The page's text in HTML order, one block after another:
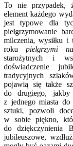
To nie przypadek,
element każdego
jest typowe dla
pielgrzymowanie
milczenia, wysiłku i
rokupielgrzymi
starożytnych i
doświadczenie
tradycyjnych
pojawią się także
do drugiego, jakby
z jednego miasta
sztuki, pozwoli
w sobie piękno,
do dziękczynienia
jubileuszowe,